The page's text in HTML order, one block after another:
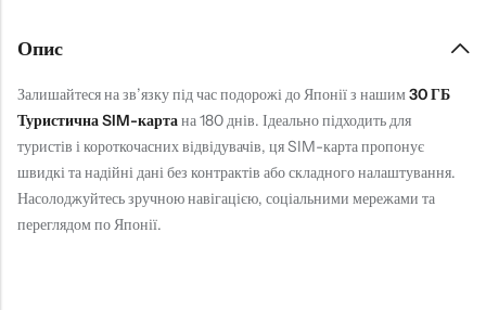
Опис
Залишайтеся на зв’язку під час подорожі до Японії з нашим30 ГБ
Туристична SIM-картана 180 днів. Ідеально підходить для
туристів і короткочасних відвідувачів, ця SIM-карта пропонує
швидкі та надійні дані без контрактів або складного налаштування.
Насолоджуйтесь зручною навігацією, соціальними мережами та
переглядом по Японії.